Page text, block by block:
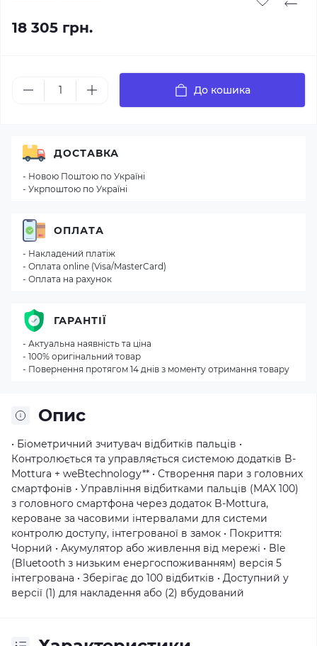
18 305 грн.
До кошика
Опис
• Біометричний зчитувач відбитків пальців •
Контролюється та управляється системою додатків B-
Mottura + weBtechnology** • Створення пари з головних
смартфонів • Управління відбитками пальців (MAX 100)
з головного смартфона через додаток B-Mottura,
кероване за часовими інтервалами для системи
контролю доступу, інтегрованої в замок • Покриття:
Чорний • Акумулятор або живлення від мережі • Ble
(Bluetooth з низьким енергоспоживанням) версія 5
інтегрована • Зберігає до 100 відбитків • Доступний у
версії (1) для накладення або (2) вбудований
ДОСТАВКА
- Новою Поштою по Україні
- Укрпоштою по Україні
ОПЛАТА
- Накладений платіж
- Оплата online (Visa/MasterCard)
- Оплата на рахунок
ГАРАНТІЇ
- Актуальна наявність та ціна
- 100% оригінальний товар
- Повернення протягом 14 днів з моменту отримання товару